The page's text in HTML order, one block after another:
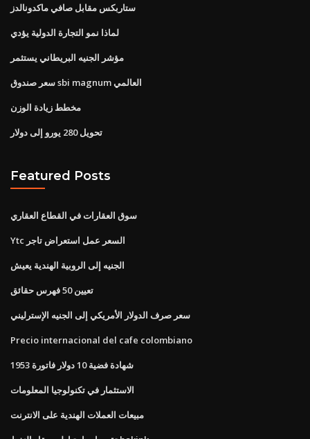
ستاربكس مقابل صافي ماكدونالدز
لماذا نمو التجارة الدولية يؤدي
مؤشر الجنيه البريطاني يستثمر
سعر صندوق sbi magnum العالمي
مخطط زيادة الوزن
تحويل 280 يورو إلى دولار
Featured Posts
سوق العقارات في القطاع العقاري
Ytc السعر عمل استعراض تاجر
الجنيه إلى الروبية الهندية يعيش
تعيين 50 فهرس حقائق
سعر صرف الدولار الأمريكي إلى الجنيه الإسترليني
Precio internacional del cafe colombiano
شهادة فضية 10 دولار فاتورة 1953
الاستثمار في تكنولوجيا المعلومات
مبيعات العملات الهندية على الانترنت